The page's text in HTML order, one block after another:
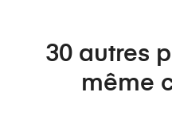
30 autres
même